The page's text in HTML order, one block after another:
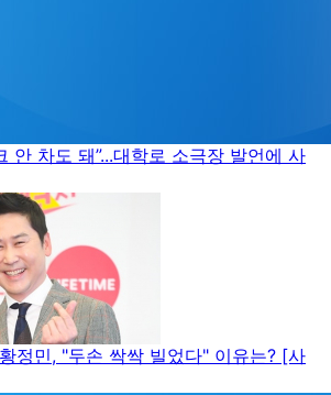
안 차도 돼”...대학로 소극장 발언에 사
정민, "두손 싹싹 빌었다" 이유는? [사